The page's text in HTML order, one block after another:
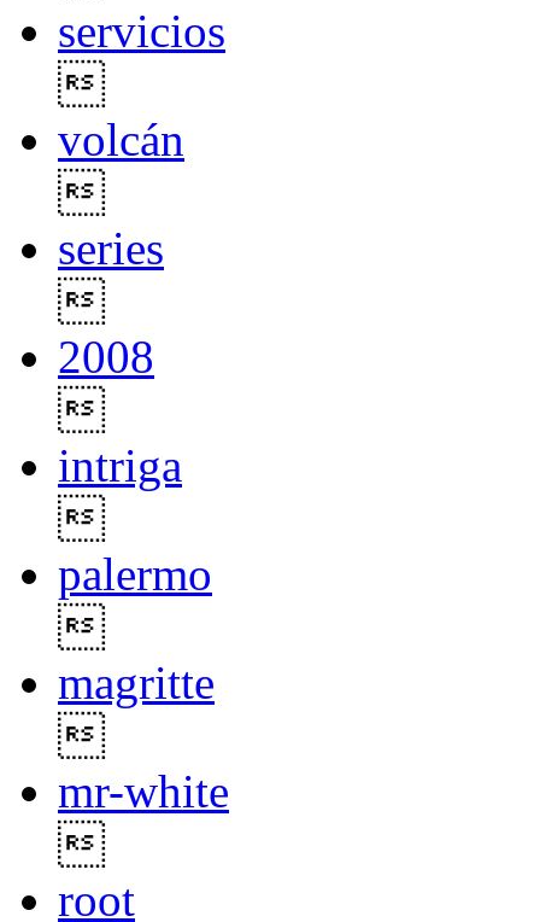
servicios
volcán
series
2008
intriga
palermo
magritte
mr-white
root